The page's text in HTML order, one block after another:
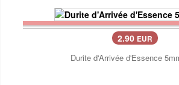
2.90 EUR
Durite d'Arrivée d'Essence